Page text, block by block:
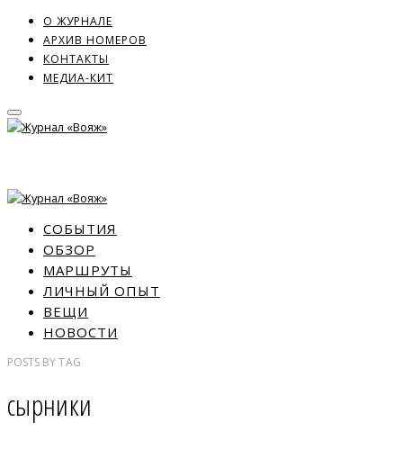
О ЖУРНАЛЕ
АРХИВ НОМЕРОВ
КОНТАКТЫ
МЕДИА-КИТ
СОБЫТИЯ
ОБЗОР
МАРШРУТЫ
ЛИЧНЫЙ ОПЫТ
ВЕЩИ
НОВОСТИ
POSTS BYTAG
сырники